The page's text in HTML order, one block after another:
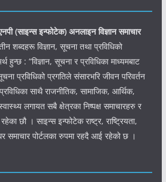
(साइन्सइन्फोटेक) अनलाइन विज्ञान समाचार
शब्दहरू विज्ञान, सूचना तथा प्रविधिको
: “विज्ञान, सूचना र प्रविधिका माध्यमबाट
प्रविधिको प्रगतिले संसारभरि जीवन परिवर्तन
साथै राजनीतिक, सामाजिक, आर्थिक,
लगायत सबै क्षेत्रका निष्पक्ष समाचारहरु र
छौ । साइन्स इन्फोटेक राष्ट्र, राष्ट्रियता,
समाचार पोर्टलका रुपमा रहदै आई रहेको छ ।